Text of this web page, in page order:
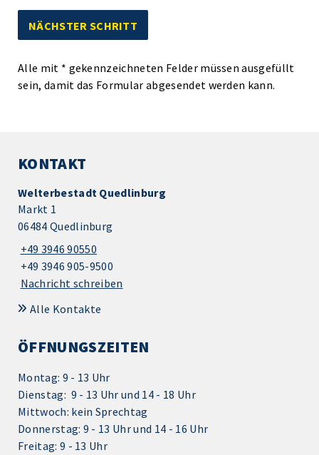
Alle mit * gekennzeichneten Felder müssen ausgefüllt
sein, damit das Formular abgesendet werden kann.
KONTAKT
Welterbestadt Quedlinburg
Markt 1
06484 Quedlinburg
+49 3946 90550
+49 3946 905-9500
Nachricht schreiben
Alle Kontakte
ÖFFNUNGSZEITEN
Montag: 9 - 13 Uhr
Dienstag: 9 - 13 Uhr und 14 - 18 Uhr
Mittwoch: kein Sprechtag
Donnerstag: 9 - 13 Uhr und 14 - 16 Uhr
Freitag: 9 - 13 Uhr